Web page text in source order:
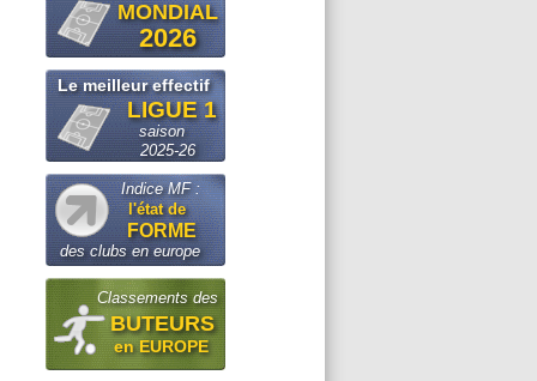
MONDIAL
2026
Le meilleur effectif
LIGUE 1
saison
2025-26
Indice MF :
l'état de
FORME
des clubs en europe
Classements des
BUTEURS
en EUROPE